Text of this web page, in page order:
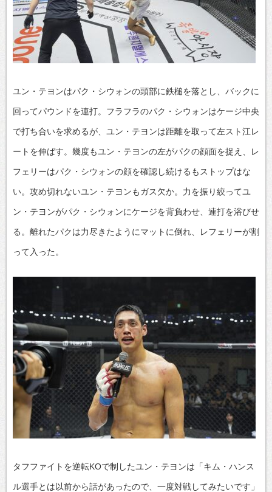
ユン・テヨンはパク・シウォンの頭部に鉄槌を落とし、バックに
回ってパウンドを連打。フラフラのパク・シウォンはケージ中央
で打ち合いを求めるが、ユン・テヨンは距離を取って左スト江レ
ートを伸ばす。幾度もユン・テヨンの左がパクの顔面を捉え、レ
フェリーはパク・シウォンの顔を確認し続けるもストップはな
い。攻め切れないユン・テヨンもガス欠か。力を振り絞ってユ
ン・テヨンがパク・シウォンにケージを背負わせ、連打を浴びせ
る。離れたパクは力尽きたようにマットに倒れ、レフェリーが割
って入った。
タフファイトを逆転KOで制したユン・テヨンは「キム・ハンス
ル選手とは以前から話があったので、一度対戦してみたいです」